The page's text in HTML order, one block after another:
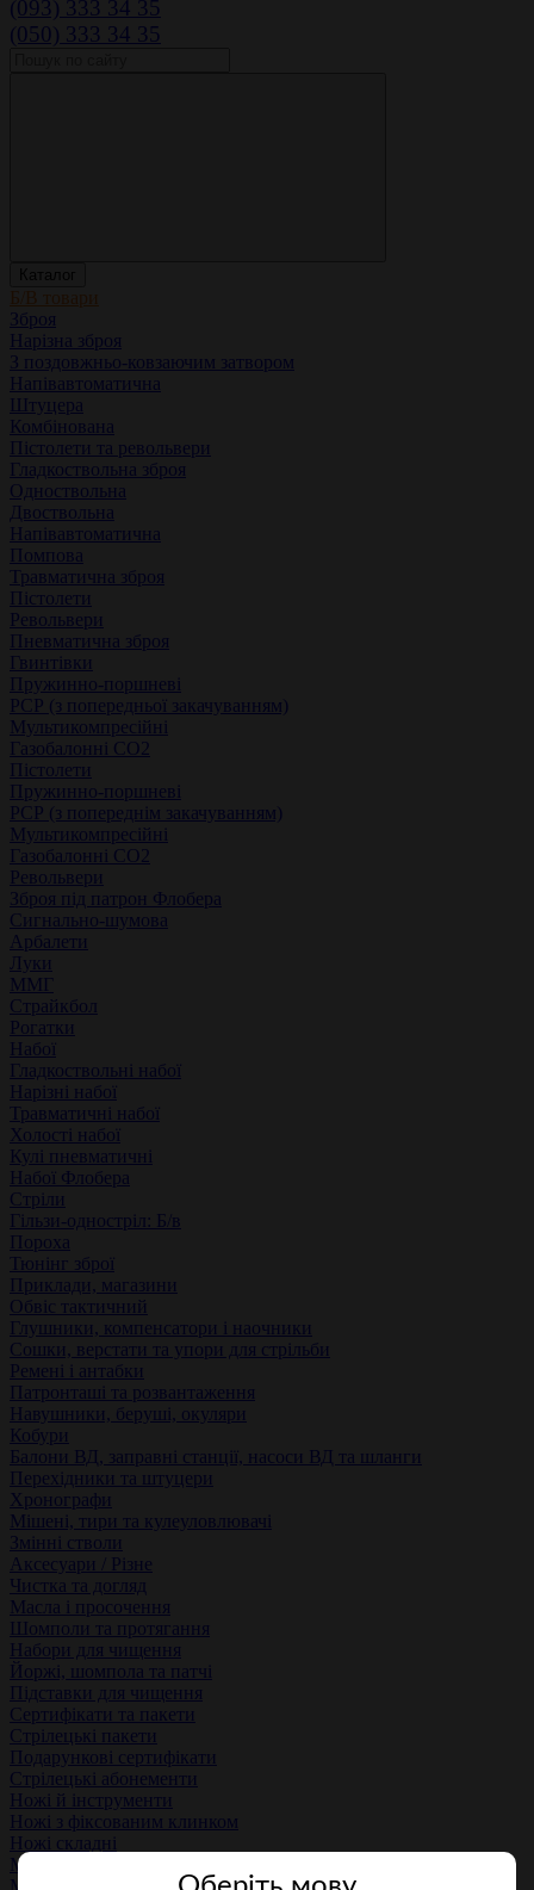
(093) 333 34 35
(050) 333 34 35
Каталог
Б/В товари
Зброя
Нарізна зброя
З поздовжньо-ковзаючим затвором
Напівавтоматична
Штуцера
Комбінована
Пістолети та револьвери
Гладкоствольна зброя
Одноствольна
Двоствольна
Напівавтоматична
Помпова
Травматична зброя
Пістолети
Револьвери
Пневматична зброя
Гвинтівки
Пружинно-поршневі
РСР (з попередньої закачуванням)
Мультикомпресійні
Газобалонні СО2
Пістолети
Пружинно-поршневі
РСР (з попереднім закачуванням)
Мультикомпресійні
Газобалонні СО2
Револьвери
Зброя під патрон Флобера
Сигнально-шумова
Арбалети
Луки
ММГ
Страйкбол
Рогатки
Набої
Гладкоствольні набої
Нарізні набої
Травматичні набої
Холості набої
Кулі пневматичні
Набої Флобера
Стріли
Гільзи-одностріл: Б/в
Пороха
Тюнінг зброї
Приклади, магазини
Обвіс тактичний
Глушники, компенсатори і наочники
Сошки, верстати та упори для стрільби
Ремені і антабки
Патронташі та розвантаження
Навушники, беруші, окуляри
Кобури
Балони ВД, заправні станції, насоси ВД та шланги
Перехідники та штуцери
Хронографи
Мішені, тири та кулеуловлювачі
Змінні стволи
Аксесуари / Різне
Чистка та догляд
Масла і просочення
Шомполи та протягання
Набори для чищення
Йоржі, шомпола та патчі
Підставки для чищення
Сертифікати та пакети
Стрілецькі пакети
Подарункові сертифікати
Стрілецькі абонементи
Ножі й інструменти
Ножі з фіксованим клинком
Ножі складні
Мультитули
Мечі і шаблі